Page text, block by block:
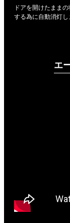
ドアを開けたまま
する為に自動消灯
エ